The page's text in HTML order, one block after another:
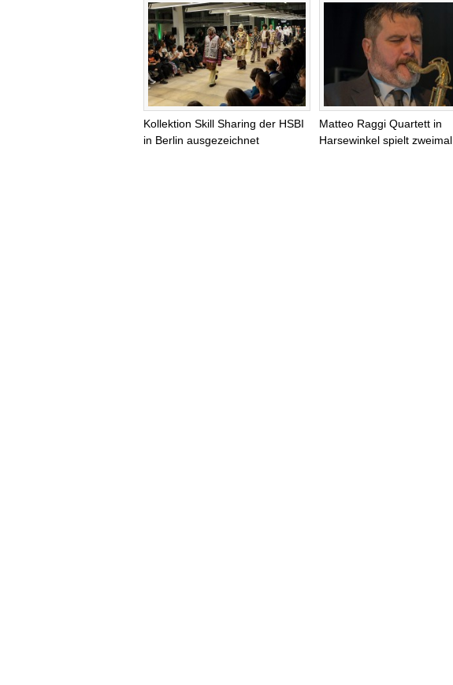
Kollektion Skill Sharing der HSBI
in Berlin ausgezeichnet
Matteo Raggi Quartett in
Harsewinkel spielt zweimal